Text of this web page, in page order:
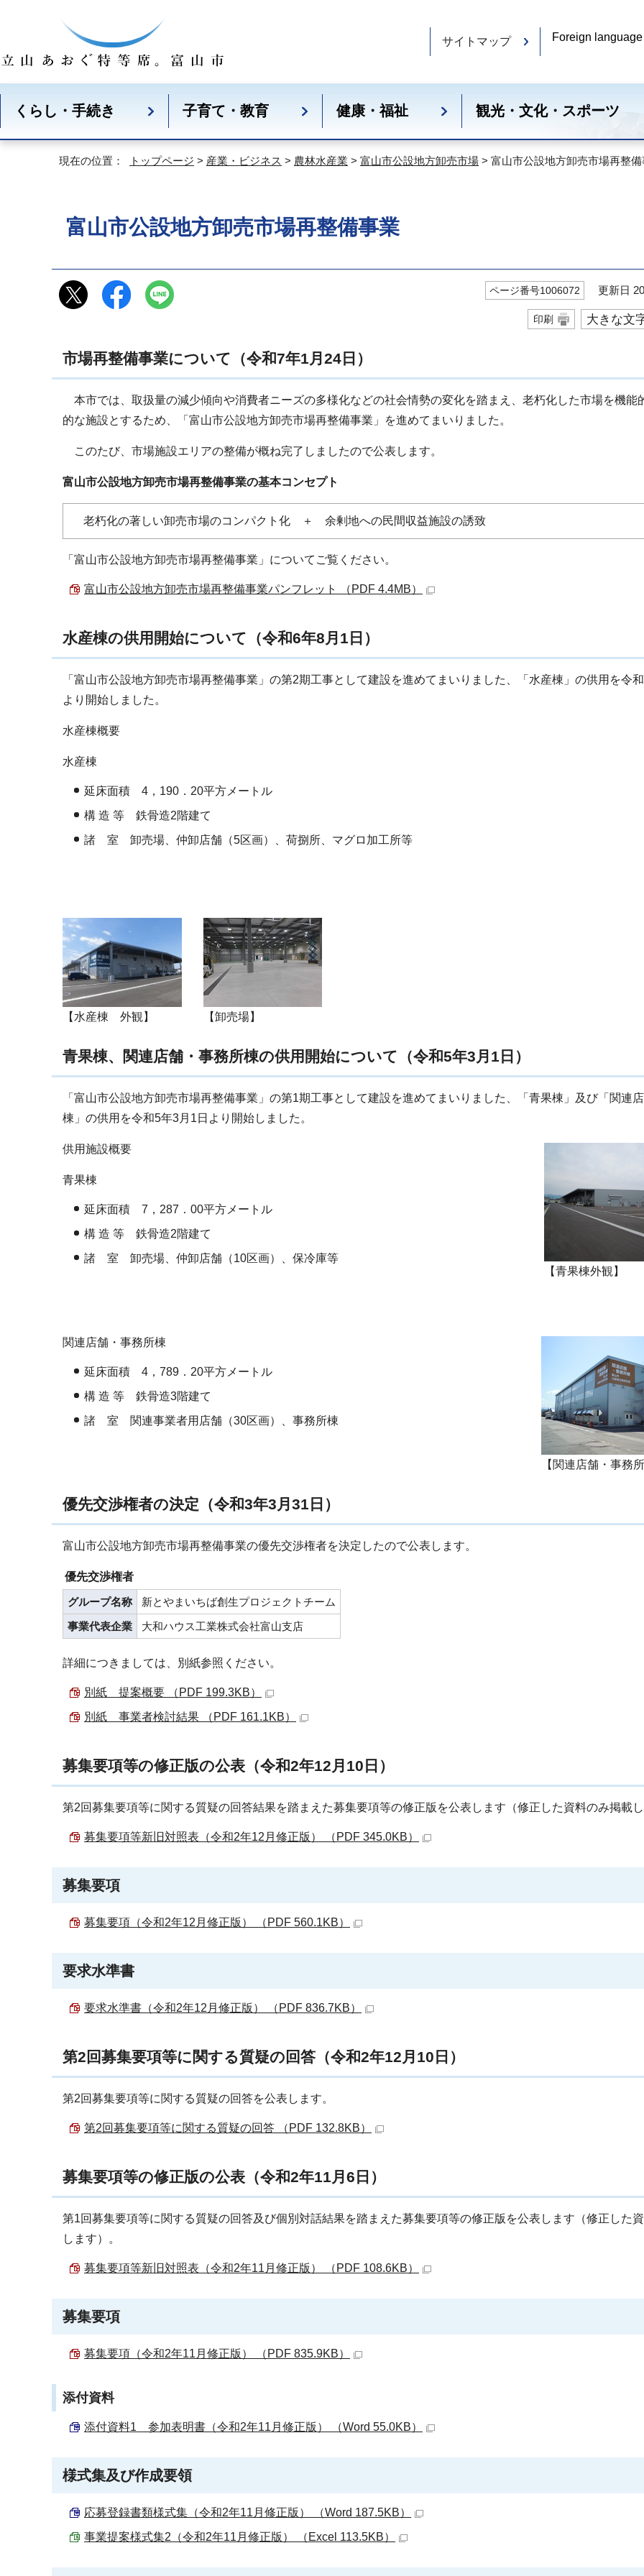
サイトマップ Foreign language
くらし・手続き 子育て・教育 健康・福祉 観光・文化・スポーツ
現在の位置： トップページ > 産業・ビジネス > 農林水産業 > 富山市公設地方卸売市場 > 富山市公設地方卸売市場再整備
富山市公設地方卸売市場再整備事業
ページ番号1006072 更新日
印刷 大きな文
市場再整備事業について（令和7年1月24日）
本市では、取扱量の減少傾向や消費者ニーズの多様化などの社会情勢の変化を踏まえ、老朽化した市場を機能
的な施設とするため、「富山市公設地方卸売市場再整備事業」を進めてまいりました。
このたび、市場施設エリアの整備が概ね完了しましたので公表します。
富山市公設地方卸売市場再整備事業の基本コンセプト
老朽化の著しい卸売市場のコンパクト化 ＋ 余剰地への民間収益施設の誘致
「富山市公設地方卸売市場再整備事業」についてご覧ください。
富山市公設地方卸売市場再整備事業パンフレット （PDF 4.4MB）
水産棟の供用開始について（令和6年8月1日）
「富山市公設地方卸売市場再整備事業」の第2期工事として建設を進めてまいりました、「水産棟」の供用を令
より開始しました。
水産棟概要
水産棟
延床面積 4，190．20平方メートル
構 造 等 鉄骨造2階建て
諸 室 卸売場、仲卸店舗（5区画）、荷捌所、マグロ加工所等
【水産棟 外観】 【卸売場】
青果棟、関連店舗・事務所棟の供用開始について（令和5年3月1日）
「富山市公設地方卸売市場再整備事業」の第1期工事として建設を進めてまいりました、「青果棟」及び「関連
棟」の供用を令和5年3月1日より開始しました。
【青果棟外観】
供用施設概要
青果棟
延床面積 7，287．00平方メートル
構 造 等 鉄骨造2階建て
諸 室 卸売場、仲卸店舗（10区画）、保冷庫等
【関連店舗・事務
関連店舗・事務所棟
延床面積 4，789．20平方メートル
構 造 等 鉄骨造3階建て
諸 室 関連事業者用店舗（30区画）、事務所棟
優先交渉権者の決定（令和3年3月31日）
富山市公設地方卸売市場再整備事業の優先交渉権者を決定したので公表します。
優先交渉権者
グループ名称
新とやまいちば創生プロジェクトチーム
事業代表企業
大和ハウス工業株式会社富山支店
詳細につきましては、別紙参照ください。
別紙 提案概要 （PDF 199.3KB）
別紙 事業者検討結果 （PDF 161.1KB）
募集要項等の修正版の公表（令和2年12月10日）
第2回募集要項等に関する質疑の回答結果を踏まえた募集要項等の修正版を公表します（修正した資料のみ掲載し
募集要項等新旧対照表（令和2年12月修正版） （PDF 345.0KB）
募集要項
募集要項（令和2年12月修正版） （PDF 560.1KB）
要求水準書
要求水準書（令和2年12月修正版） （PDF 836.7KB）
第2回募集要項等に関する質疑の回答（令和2年12月10日）
第2回募集要項等に関する質疑の回答を公表します。
第2回募集要項等に関する質疑の回答 （PDF 132.8KB）
募集要項等の修正版の公表（令和2年11月6日）
第1回募集要項等に関する質疑の回答及び個別対話結果を踏まえた募集要項等の修正版を公表します（修正した
します）。
募集要項等新旧対照表（令和2年11月修正版） （PDF 108.6KB）
募集要項
募集要項（令和2年11月修正版） （PDF 835.9KB）
添付資料
添付資料1 参加表明書（令和2年11月修正版） （Word 55.0KB）
様式集及び作成要領
応募登録書類様式集（令和2年11月修正版） （Word 187.5KB）
事業提案様式集2（令和2年11月修正版） （Excel 113.5KB）